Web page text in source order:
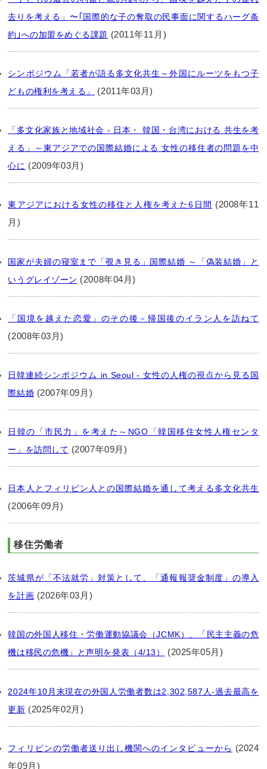
去りを考える」〜｢国際的な子の奪取の民事面に関するハーグ条
約｣への加盟をめぐる課題 (2011年11月)
シンポジウム「若者が語る多文化共生～外国にルーツをもつ子
どもの権利を考える」
(2011年03月)
「多文化家族と地域社会 - 日本・ 韓国・台湾における 共生を考
える」～東アジアでの国際結婚による 女性の移住者の問題を中
心に (2009年03月)
東アジアにおける女性の移住と人権を考えた6日間 (2008年11
月)
国家が夫婦の寝室まで「覗き見る」国際結婚 ～「偽装結婚」と
いうグレイゾーン (2008年04月)
「国境を越えた恋愛」のその後－帰国後のイラン人を訪ねて
(2008年03月)
日韓連続シンポジウム in Seoul - 女性の人権の視点から見る国
際結婚 (2007年09月)
日韓の「市民力」を考えた～NGO「韓国移住女性人権センタ
ー」を訪問して (2007年09月)
日本人とフィリピン人との国際結婚を通して考える多文化共生
(2006年09月)
移住労働者
茨城県が「不法就労」対策として、「通報報奨金制度」の導入
を計画 (2026年03月)
韓国の外国人移住・労働運動協議会（JCMK）、「民主主義の危
機は移民の危機」と声明を発表（4/13）
(2025年05月)
2024年10月末現在の外国人労働者数は2,302,587人‐過去最高を
更新 (2025年02月)
フィリピンの労働者送り出し機関へのインタビューから (2024
年09月)